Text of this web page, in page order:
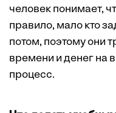
человек понимает,
правило, мало кто
потом, поэтому они
времени и денег на
процесс.